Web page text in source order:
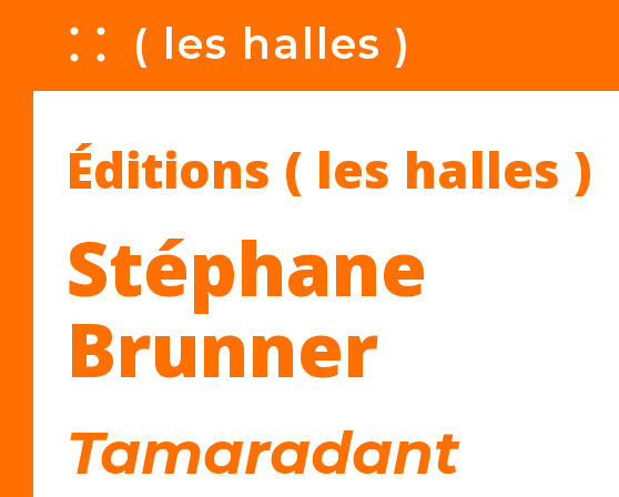
A ( les halles )
Éditions ( les halles )
Stéphane
Brunner
Tamaradant